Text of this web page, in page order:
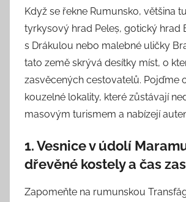
Když se řekne Rumunsko, většina
tyrkysový hrad Peleș, gotický hrad
s Drákulou nebo malebné uličky
tato země skrývá desítky míst, o
zasvěcených cestovatelů. Pojďme
kouzelné lokality, které zůstávají
masovým turismem a nabízejí
1. Vesnice v údolí
dřevěné kostely a čas
Zapomeňte na rumunskou